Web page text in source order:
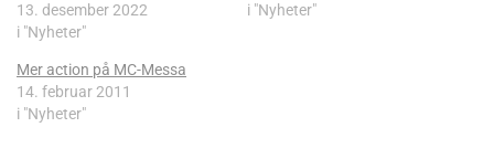
13. desember 2022
i "Nyheter"
i "Nyheter"
Mer action på MC-Messa
14. februar 2011
i "Nyheter"